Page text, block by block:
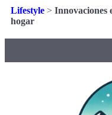
Lifestyle > Innovaciones
hogar